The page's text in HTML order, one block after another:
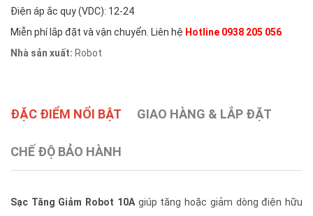
Điện áp ắc quy (VDC): 12-24
Miễn phí lắp đặt và vận chuyển. Liên hệ Hotline 0938 205 056
Nhà sản xuất: Robot
ĐẶC ĐIỂM NỔI BẬT GIAO HÀNG & LẮP ĐẶT
CHẾ ĐỘ BẢO HÀNH
Sạc Tăng Giảm Robot 10Agiúp tăng hoặc giảm dòng điện hữu